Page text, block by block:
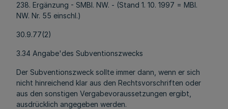
238. Ergänzung - SMBl. NW. - (Stand 1. 10. 1997 = MBl.
NW. Nr. 55 einschl.)
30.9.77(2)
3.34 Angabe'des Subventionszwecks
Der Subventionszweck sollte immer dann, wenn er sich
nicht hinreichend klar aus den Rechtsvorschriften oder
aus den sonstigen Vergabevoraussetzungen ergibt,
ausdrücklich angegeben werden.